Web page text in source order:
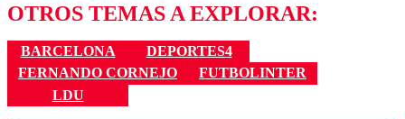
OTROS TEMAS A EXPLORAR:
BARCELONA
DEPORTES4
FERNANDO CORNEJO
FUTBOLINTER
LDU